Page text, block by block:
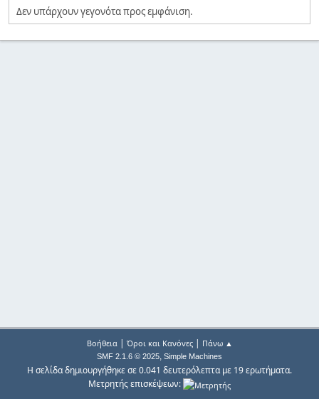
Δεν υπάρχουν γεγονότα προς εμφάνιση.
Βοήθεια| Όροι και Κανόνες| Πάνω ▲
SMF 2.1.6 © 2025, Simple Machines
Η σελίδα δημιουργήθηκε σε 0.041 δευτερόλεπτα με 19 ερωτήματα.
Μετρητής επισκέψεων: